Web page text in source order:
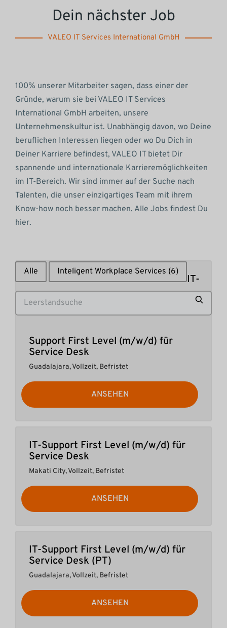
Dein nächster Job
VALEO IT Services International GmbH
100% unserer Mitarbeiter sagen, dass einer der
Gründe, warum sie bei VALEO IT Services
International GmbH arbeiten, unsere
Unternehmenskultur ist. Unabhängig davon, wo Deine
beruflichen Interessen liegen oder wo Du Dich in
Deiner Karriere befindest, VALEO IT bietet Dir
spannende und internationale Karrieremöglichkeiten
im IT-Bereich. Wir sind immer auf der Suche nach
Talenten, die unser einzigartiges Team mit ihrem
Know-how noch besser machen. Alle Jobs findest Du
hier.
Alle Inteligent Workplace Services (6)
Jobs
IT-
Support First Level (m/w/d) für
Service Desk
Guadalajara,Vollzeit, Befristet
ANSEHEN
IT-Support First Level (m/w/d) für
Service Desk
Makati City,Vollzeit, Befristet
ANSEHEN
IT-Support First Level (m/w/d) für
Service Desk (PT)
Guadalajara,Vollzeit, Befristet
ANSEHEN